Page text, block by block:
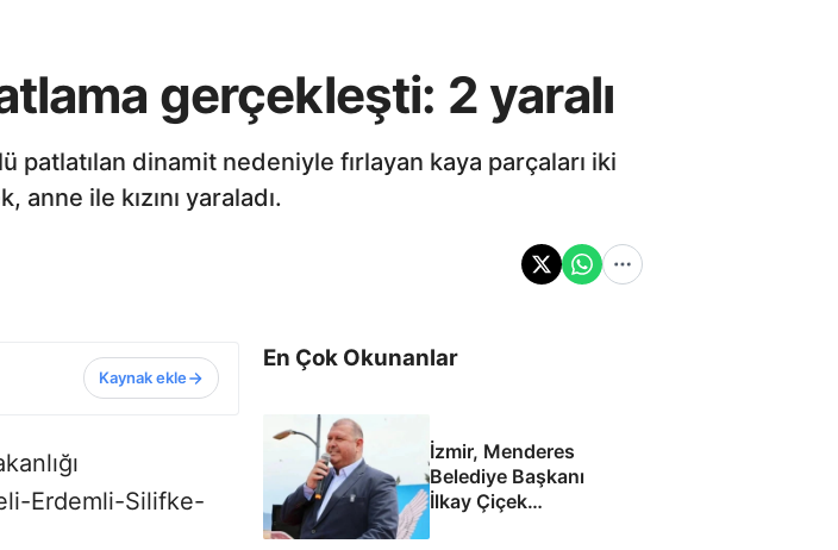
gerçekleşti: 2 yaralı
dinamit nedeniyle fırlayan kaya parçaları iki
ile kızını yaraladı.
Kaynak ekle
Erdemli-Silifke-
En Çok Okunanlar
İzmir, Menderes
Belediye Başkanı
İlkay Çiçek